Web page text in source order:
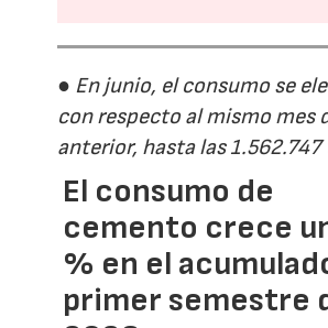
● En junio, el consumo se
con respecto al mismo mes
anterior, hasta las
El consumo de
cemento crece
% en el
primer semestre